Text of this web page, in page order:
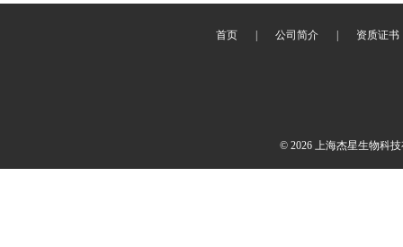
首页 公司简介 资质证书
© 2026 上海杰星生物科